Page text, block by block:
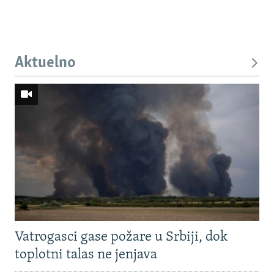
Aktuelno
Vatrogasci gase požare u Srbiji, dok
toplotni talas ne jenjava